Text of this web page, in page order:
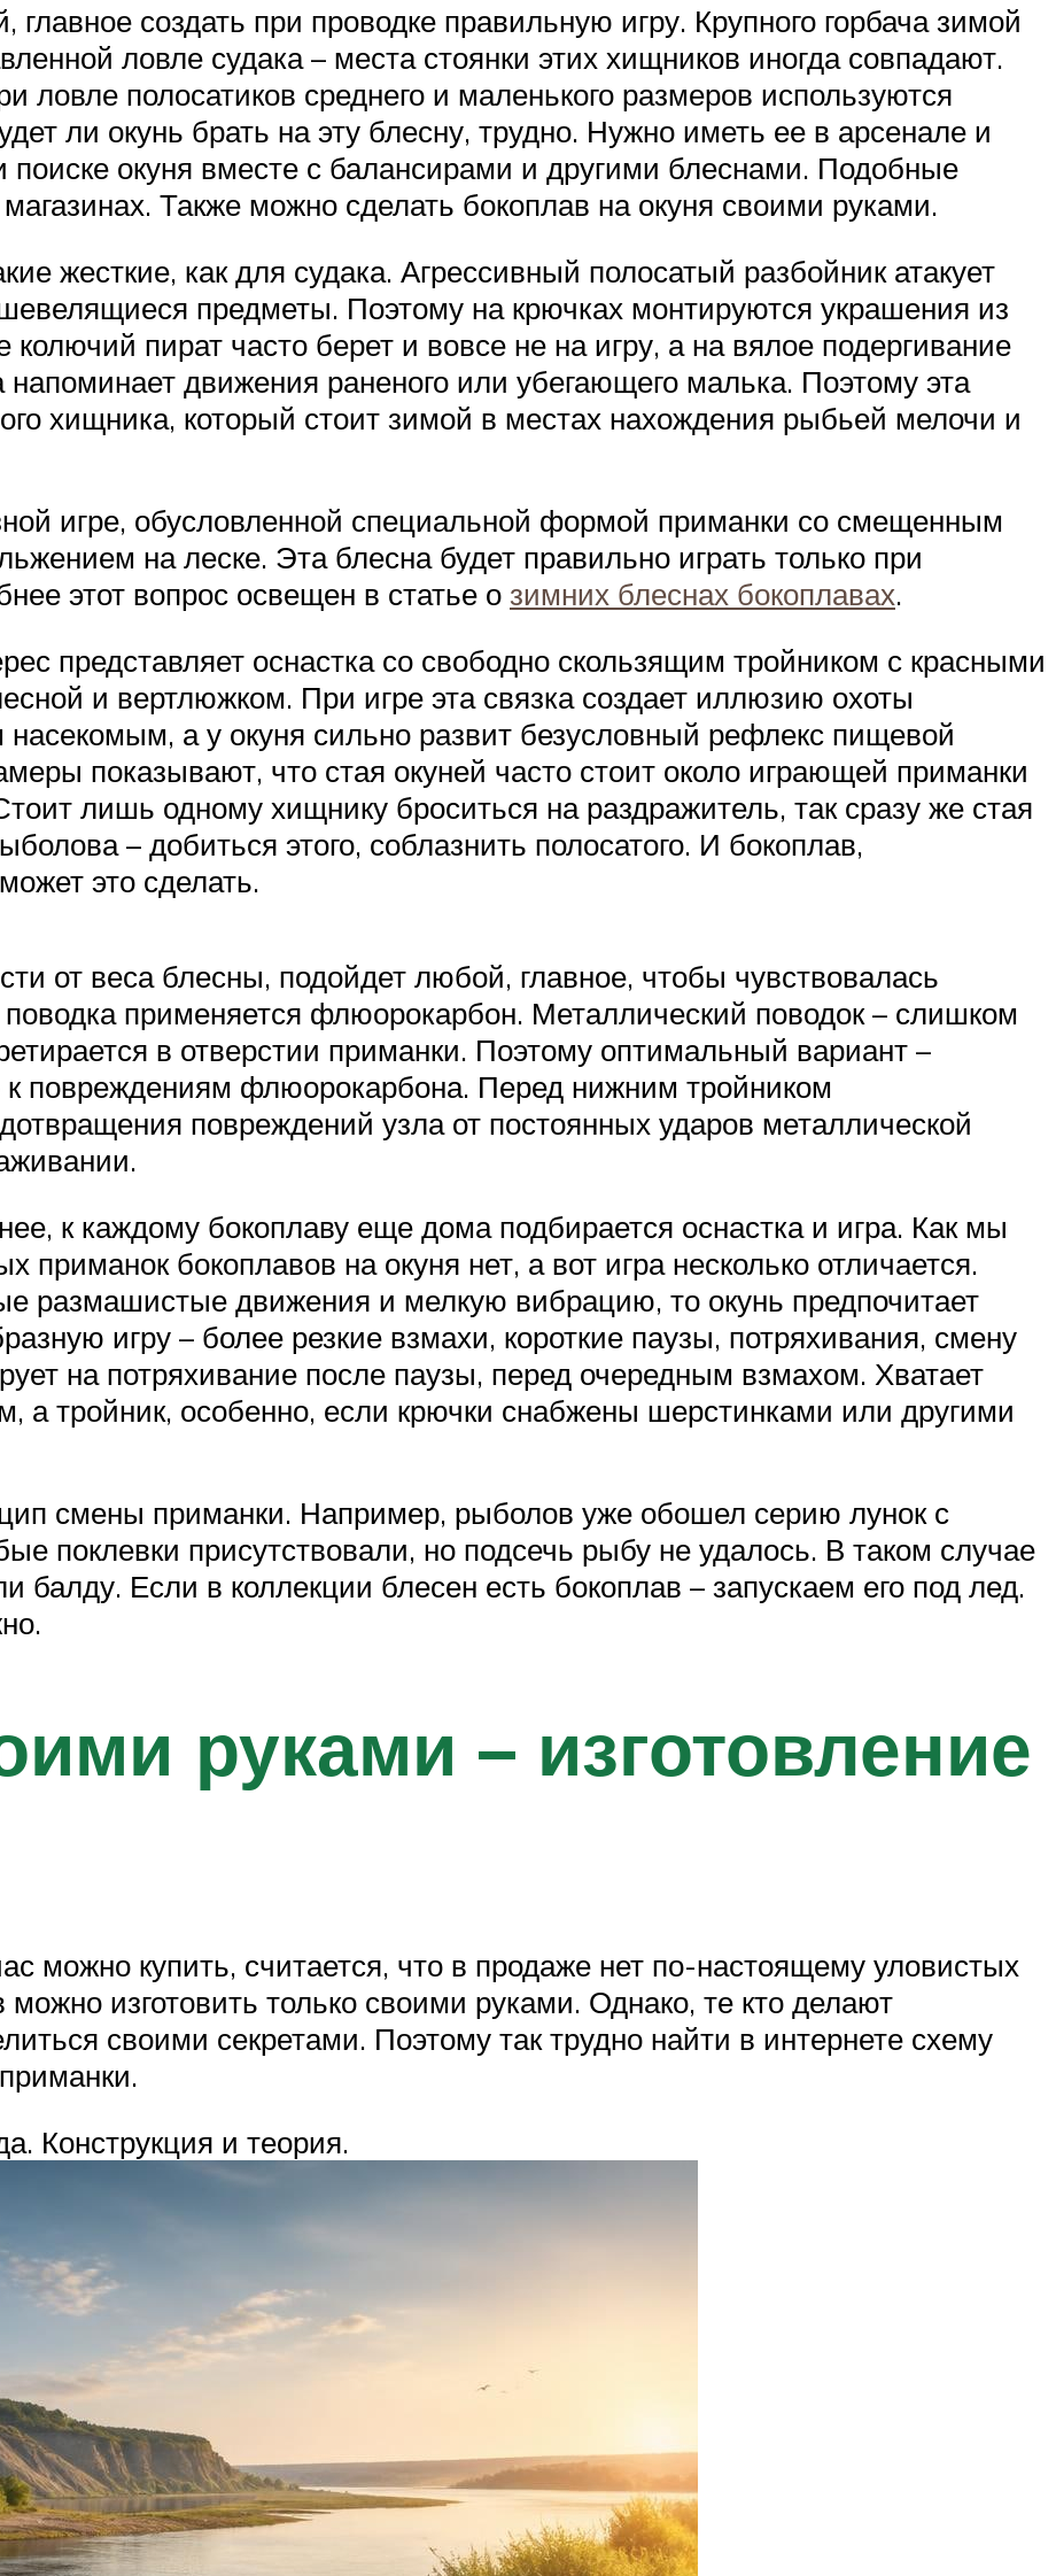
создать при проводке правильную игру. Крупного горбача зимой
ловле судака – места стоянки этих хищников иногда совпадают.
ловле полосатиков среднего и маленького размеров используются
ли окунь брать на эту блесну, трудно. Нужно иметь ее в арсенале и
поиске окуня вместе с балансирами и другими блеснами. Подобные
Также можно сделать бокоплав на окуня своими руками.
жесткие, как для судака. Агрессивный полосатый разбойник атакует
предметы. Поэтому на крючках монтируются украшения из
пират часто берет и вовсе не на игру, а на вялое подергивание
движения раненого или убегающего малька. Поэтому эта
хищника, который стоит зимой в местах нахождения рыбьей мелочи и
игре, обусловленной специальной формой приманки со смещенным
на леске. Эта блесна будет правильно играть только при
этот вопрос освещен в статье о зимних блеснах бокоплавах.
представляет оснастка со свободно скользящим тройником с красными
и вертлюжком. При игре эта связка создает иллюзию охоты
а у окуня сильно развит безусловный рефлекс пищевой
показывают, что стая окуней часто стоит около играющей приманки
лишь одному хищнику броситься на раздражитель, так сразу же стая
– добиться этого, соблазнить полосатого. И бокоплав,
это сделать.
от веса блесны, подойдет любой, главное, чтобы чувствовалась
применяется флюорокарбон. Металлический поводок – слишком
в отверстии приманки. Поэтому оптимальный вариант –
к повреждениям флюорокарбона. Перед нижним тройником
повреждений узла от постоянных ударов металлической
к каждому бокоплаву еще дома подбирается оснастка и игра. Как мы
приманок бокоплавов на окуня нет, а вот игра несколько отличается.
размашистые движения и мелкую вибрацию, то окунь предпочитает
игру – более резкие взмахи, короткие паузы, потряхивания, смену
на потряхивание после паузы, перед очередным взмахом. Хватает
а тройник, особенно, если крючки снабжены шерстинками или другими
смены приманки. Например, рыболов уже обошел серию лунок с
поклевки присутствовали, но подсечь рыбу не удалось. В таком случае
Если в коллекции блесен есть бокоплав – запускаем его под лед.
руками – изготовление
можно купить, считается, что в продаже нет по-настоящему уловистых
изготовить только своими руками. Однако, те кто делают
своими секретами. Поэтому так трудно найти в интернете схему
Конструкция и теория.